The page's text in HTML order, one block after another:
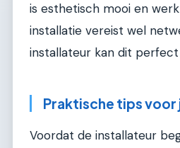
is esthetisch mooi en
installatie vereist wel
installateur kan dit perfect
Praktische tips voor
Voordat de installateur